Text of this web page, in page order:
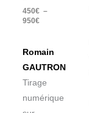
450€ –
950€
Romain
GAUTRON
Tirage
numérique